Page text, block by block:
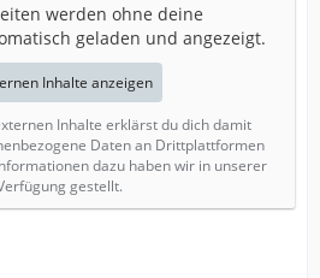
werden ohne deine
geladen und angezeigt.
Inhalte anzeigen
Inhalte erklärst du dich damit
Daten an Drittplattformen
dazu haben wir in unserer
gestellt.